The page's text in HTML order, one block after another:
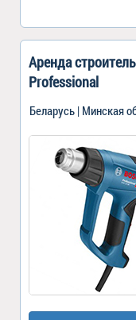
Аренда
Professional
Беларусь | Минская